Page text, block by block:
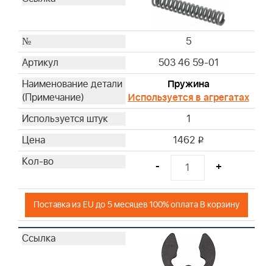
5
503 46 59-01
Пружина
Используется в агрегатах
1
1462 i
- +
Поставка из EU до 5 месяцев 100% оплата В корзину